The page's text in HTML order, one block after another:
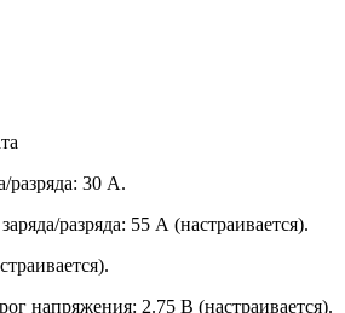
разряда: 30 А.
разряда: 55 А (настраивается).
напряжения: 2.75 В (настраивается).